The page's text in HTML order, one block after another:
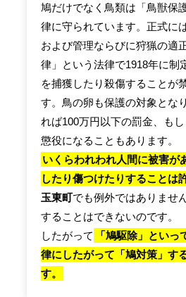
鳩だけでなく鳥類は「鳥獣保
律に守られています。正式に
および管理ならびに狩猟の適
律」という法律で1918年に制
を捕獲したり殺傷することが
す。鳥の卵も保護の対象とな
れば100万円以下の罰金、も
懲役になることもあります。
いくらわれわれ人間に被害が
したり傷つけたりすることは
玉東町でも例外ではありませ
することはできないのです。
したがって
「鳩駆除」といっ
律にしたがって「鳩対策」す
す。